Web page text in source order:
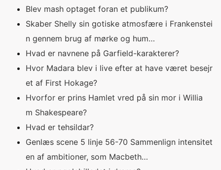
Blev mash optaget foran et publikum?
Skaber Shelly sin gotiske atmosfære i Frankenstei
n gennem brug af mørke og hum…
Hvad er navnene på Garfield-karakterer?
Hvor Madara blev i live efter at have været besejr
et af First Hokage?
Hvorfor er prins Hamlet vred på sin mor i Willia
m Shakespeare?
Hvad er tehsildar?
Genlæs scene 5 linje 56-70 Sammenlign intensitet
en af ​​ambitioner, som Macbeth…